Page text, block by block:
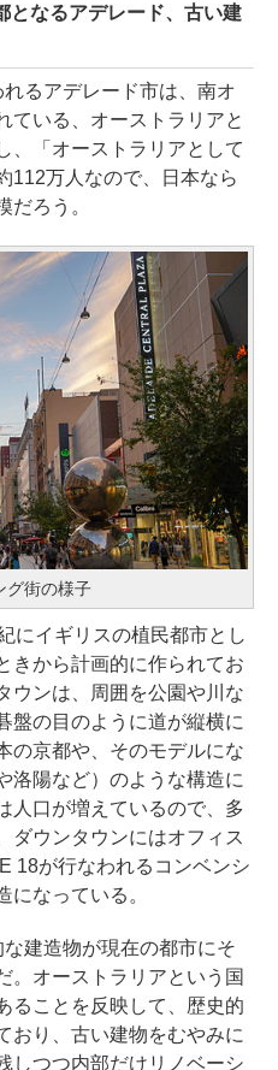
となるアデレード、古い建
るアデレード市は、南オ
ている、オーストラリアと
、「オーストラリアとして
112万人なので、日本なら
だろう。
グ街の様子
にイギリスの植民都市とし
きから計画的に作られてお
ウンは、周囲を公園や川な
盤の目のように道が縦横に
の京都や、そのモデルにな
洛陽など）のような構造に
人口が増えているので、多
ダウンタウンにはオフィス
18が行なわれるコンベンシ
になっている。
建造物が現在の都市にそ
。オーストラリアという国
ることを反映して、歴史的
おり、古い建物をむやみに
しつつ内部だけリノベーシ